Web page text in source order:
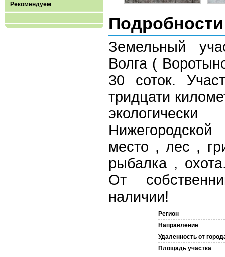
Рекомендуем
Земельный
Волга (
30 соток.
тридцати
место , лес ,
рыбалка ,
От
наличии!
Регион
Направление
Удаленность от
Площадь участка